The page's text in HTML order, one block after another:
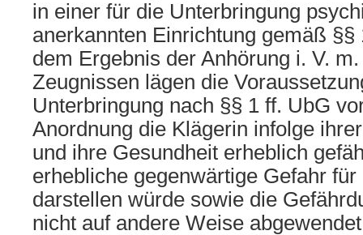
in einer für die Unterbringung
anerkannten Einrichtung gemäß §§
dem Ergebnis der Anhörung i. V.
Zeugnissen lägen die
Unterbringung nach §§ 1 ff. UbG
Anordnung die Klägerin infolge
und ihre Gesundheit erheblich
erhebliche gegenwärtige Gefahr
darstellen würde sowie die
nicht auf andere Weise